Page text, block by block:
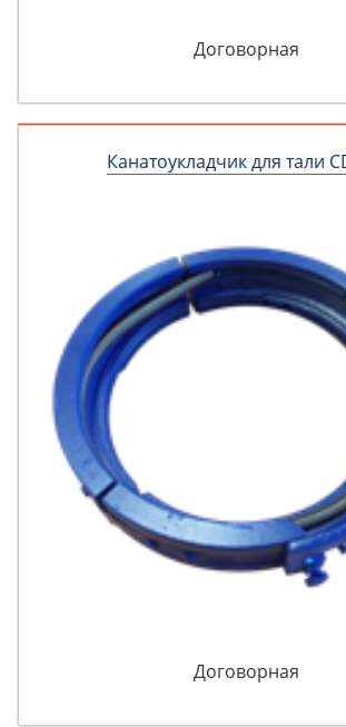
Договорная
Канатоукладчик для тали
Договорная